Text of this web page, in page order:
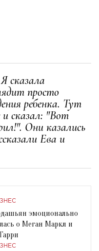
сказала
просто
ребенка. Тут
и сказал: "Вот
Они казались
Ева и
эмоционально
о Меган Маркл и